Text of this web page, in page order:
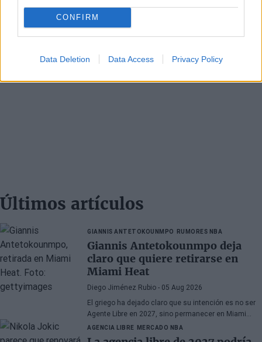
CONFIRM
Data Deletion Data Access Privacy Policy
Últimos artículos
GIANNIS ANTETOKOUNMPO RUMORES NBA
Giannis Antetokounmpo deja
claro que quiere retirarse en
Miami Heat
Diego Jiménez Rubio - 05 Aug 2026
El griego ha dejado claro que su intención es no ser
Agente Libre en 2027, sino permanecer en Miami
Heat hasta el final de sus días en la NBA.
AGENCIA LIBRE MERCADO NBA